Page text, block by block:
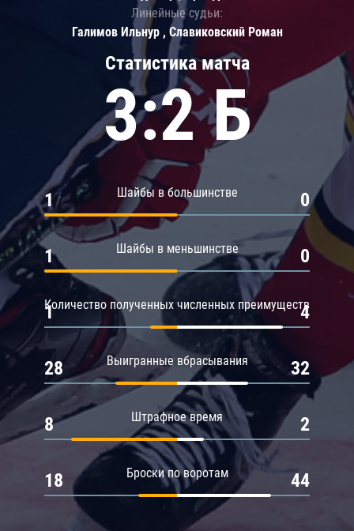
Статистика матча
3:2 Б
Шайбы в большинстве
1 0
Шайбы в меньшинстве
1 0
Количество полученных численных преимуществ
1 4
Выигранные вбрасывания
28 32
Штрафное время
8 2
Броски по воротам
18 44
Линейные судьи:
Галимов Ильнур , Славиковский Роман